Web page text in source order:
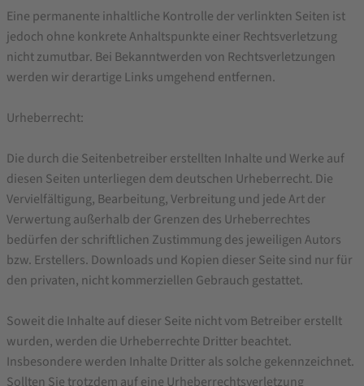
Eine permanente inhaltliche Kontrolle der verlinkten Seiten ist
jedoch ohne konkrete Anhaltspunkte einer Rechtsverletzung
nicht zumutbar. Bei Bekanntwerden von Rechtsverletzungen
werden wir derartige Links umgehend entfernen.
Urheberrecht:
Die durch die Seitenbetreiber erstellten Inhalte und Werke auf
diesen Seiten unterliegen dem deutschen Urheberrecht. Die
Vervielfältigung, Bearbeitung, Verbreitung und jede Art der
Verwertung außerhalb der Grenzen des Urheberrechtes
bedürfen der schriftlichen Zustimmung des jeweiligen Autors
bzw. Erstellers. Downloads und Kopien dieser Seite sind nur für
den privaten, nicht kommerziellen Gebrauch gestattet.
Soweit die Inhalte auf dieser Seite nicht vom Betreiber erstellt
wurden, werden die Urheberrechte Dritter beachtet.
Insbesondere werden Inhalte Dritter als solche gekennzeichnet.
Sollten Sie trotzdem auf eine Urheberrechtsverletzung